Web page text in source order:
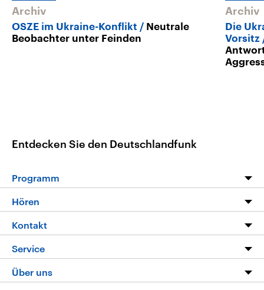
Archiv
OSZE im Ukraine-Konflikt
Neutrale
Beobachter unter Feinden
Archiv
Die
Vorsitz
Entdecken Sie den Deutschlandfunk
Programm
Programm
Die Nachrichten
Nachrichtenleicht
Neue Beiträge auf dlf.de
Hören
Livestream
Podcasts
Deutschlandfunk App
Kontakt
Hörerservice
Service
FAQ
Über uns